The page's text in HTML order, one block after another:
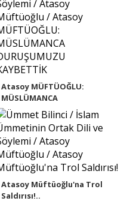
Atasoy MÜFTÜOĞLU:
MÜSLÜMANCA
DURUŞUMUZU ..
Atasoy Müftüoğlu'na Trol
Saldırısı!..